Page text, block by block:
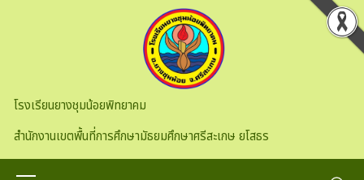
โรงเรียนยางชุมน้อยพิทยาคม
สำนักงานเขตพื้นที่การศึกษามัธยมศึกษาศรีสะเกษ ยโสธร